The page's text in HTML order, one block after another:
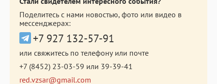
Поделитесь с нами новостью, фото или видео в
мессенджерах:
+7 927 132-57-91
или свяжитесь по телефону или почте
+7 (8452) 23-03-59 или 39-39-41
red.vzsar@gmail.com